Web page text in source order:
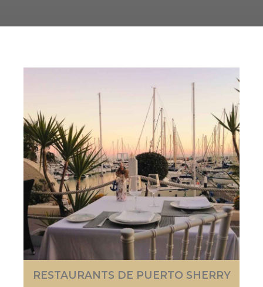
RESTAURANTS DE PUERTO SHERRY